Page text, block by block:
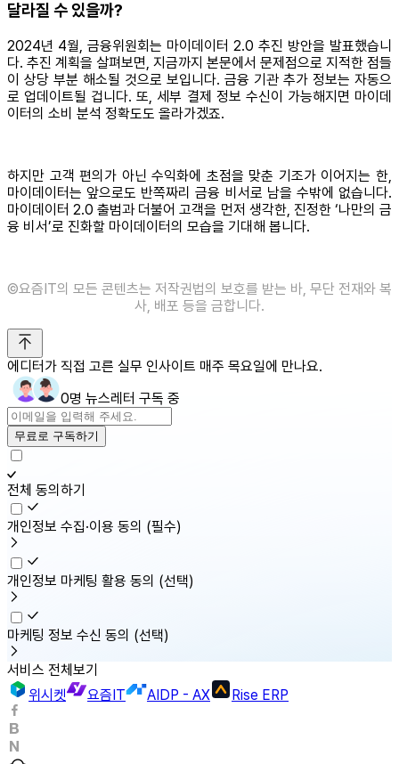
달라질 수 있을까?
2024년 4월, 금융위원회는 마이데이터 2.0 추진 방안을 발표했습니
다. 추진 계획을 살펴보면, 지금까지 본문에서 문제점으로 지적한 점들
이 상당 부분 해소될 것으로 보입니다. 금융 기관 추가 정보는 자동으
로 업데이트될 겁니다. 또, 세부 결제 정보 수신이 가능해지면 마이데
이터의 소비 분석 정확도도 올라가겠죠.
하지만 고객 편의가 아닌 수익화에 초점을 맞춘 기조가 이어지는 한,
마이데이터는 앞으로도 반쪽짜리 금융 비서로 남을 수밖에 없습니다.
마이데이터 2.0 출범과 더불어 고객을 먼저 생각한, 진정한 ‘나만의 금
융 비서’로 진화할 마이데이터의 모습을 기대해 봅니다.
©️요즘IT의 모든 콘텐츠는 저작권법의 보호를 받는 바, 무단 전재와 복
사, 배포 등을 금합니다.
에디터가 직접 고른 실무 인사이트 매주 목요일에 만나요.
0명 뉴스레터 구독 중
무료로 구독하기
전체 동의하기
개인정보 수집·이용 동의 (필수)
개인정보 마케팅 활용 동의 (선택)
마케팅 정보 수신 동의 (선택)
서비스 전체보기
위시켓
요즘IT AIDP - AX Rise ERP